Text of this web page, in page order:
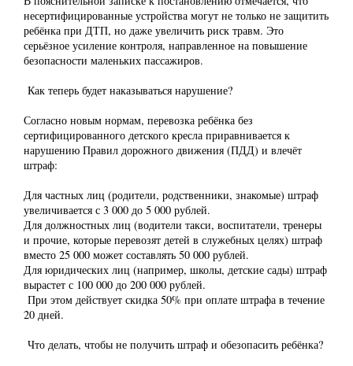
несертифицированные устройства могут не только не защитить
ребёнка при ДТП, но даже увеличить риск травм. Это
серьёзное усиление контроля, направленное на повышение
безопасности маленьких пассажиров.
Как теперь будет наказываться нарушение?
Согласно новым нормам, перевозка ребёнка без
сертифицированного детского кресла приравнивается к
нарушению Правил дорожного движения (ПДД) и влечёт
штраф:
Для частных лиц (родители, родственники, знакомые) штраф
увеличивается с 3 000 до 5 000 рублей.
Для должностных лиц (водители такси, воспитатели, тренеры
и прочие, которые перевозят детей в служебных целях) штраф
вместо 25 000 может составлять 50 000 рублей.
Для юридических лиц (например, школы, детские сады) штраф
вырастет с 100 000 до 200 000 рублей.
При этом действует скидка 50% при оплате штрафа в течение
20 дней.
Что делать, чтобы не получить штраф и обезопасить ребёнка?